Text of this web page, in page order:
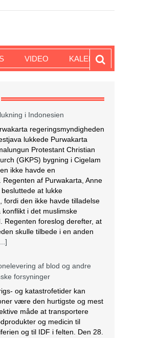
VIDEO KALENDER
regeringsmyndigheden
lukkede Purwakarta
Protestant Christian
(GKPS) bygning i Cigelam
ikke havde en
af Purwakarta, Anne
at lukke
fordi den ikke havde tilladelse
i det muslimske
Regenten foreslog derefter, at
skulle tilbede i en anden
forsyninger
og katastrofetider kan
være den hurtigste og mest
måde at transportere
og medicin til
og til IDF i felten. Den 28.
autonom drone med 3,8 kg